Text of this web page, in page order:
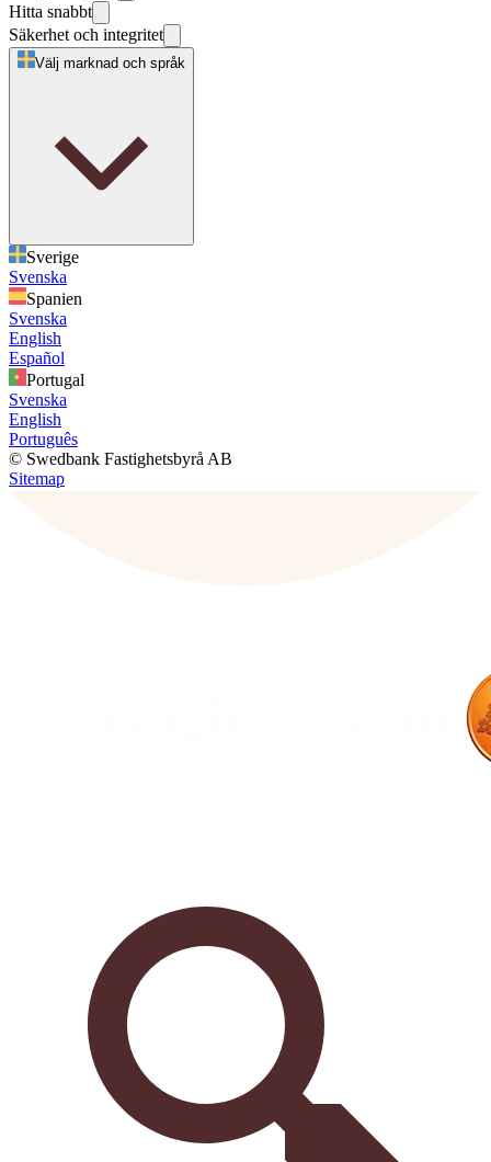
Hitta snabbt
Säkerhet och integritet
Välj marknad och språk
Sverige
Svenska
Spanien
Svenska
English
Español
Portugal
Svenska
English
Português
© Swedbank Fastighetsbyrå AB
Sitemap